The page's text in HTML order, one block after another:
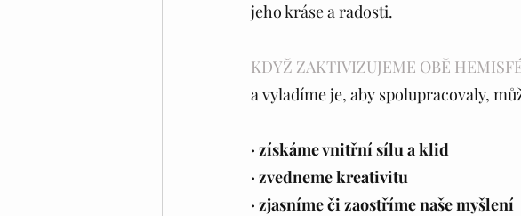
jeho kráse a radosti.
KDYŽ ZAKTIVIZUJEME OBĚ
a vyladíme je, aby spolupracovaly,
· získáme vnitřní sílu a klid
· zvedneme kreativitu
· zjasníme či zaostříme naše myšlení